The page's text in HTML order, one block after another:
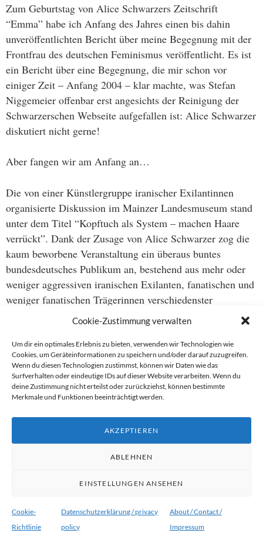
Cookie-Zustimmung verwalten
Um dir ein optimales Erlebnis zu bieten, verwenden wir Technologien wie
Cookies, um Geräteinformationen zu speichern und/oder darauf zuzugreifen.
Wenn du diesen Technologien zustimmst, können wir Daten wie das
Surfverhalten oder eindeutige IDs auf dieser Website verarbeiten. Wenn du
deine Zustimmung nicht erteilst oder zurückziehst, können bestimmte
Merkmale und Funktionen beeinträchtigt werden.
AKZEPTIEREN
ABLEHNEN
EINSTELLUNGEN ANSEHEN
Cookie-
Richtlinie
Datenschutzerklärung / privacy
policy
About / Contact /
Impressum
Zum Geburtstag von Alice Schwarzers Zeitschrift
“Emma” habe ich Anfang des Jahres einen bis dahin
unveröffentlichten Bericht über meine Begegnung mit der
Frontfrau des deutschen Feminismus veröffentlicht. Es ist
ein Bericht über eine Begegnung, die mir schon vor
einiger Zeit – Anfang 2004 – klar machte, was Stefan
Niggemeier offenbar erst angesichts der Reinigung der
Schwarzerschen Webseite aufgefallen ist: Alice Schwarzer
diskutiert nicht gerne!
Aber fangen wir am Anfang an…
Die von einer Künstlergruppe iranischer Exilantinnen
organisierte Diskussion im Mainzer Landesmuseum stand
unter dem Titel “Kopftuch als System – machen Haare
verrückt”. Dank der Zusage von Alice Schwarzer zog die
kaum beworbene Veranstaltung ein überaus buntes
bundesdeutsches Publikum an, bestehend aus mehr oder
weniger aggressiven iranischen Exilanten, fanatischen und
weniger fanatischen Trägerinnen verschiedenster
Kopftuchvarianten, jeder Menge “geifernder Emmas”
(herzerwärmend, an mich gerichtet:
eigentlich als einzelner Mann hier?”, “Für Männer gibt’s
hier nichts!”), konservativen und konservativeren
Leitkulturpropagandisten auf Koalitionssuche, einigen
liberalen Bildungsbürgern, und einer Handvoll
Ryu vonWordPress.com.